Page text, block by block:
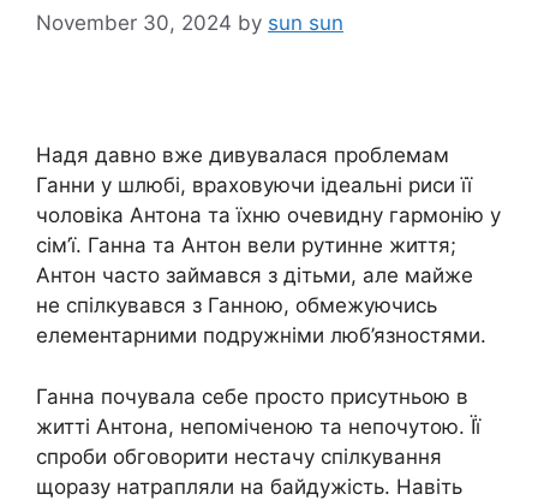
November 30, 2024 by sun sun
Надя давно вже дивувалася проблемам
Ганни у шлюбі, враховуючи ідеальні риси її
чоловіка Антона та їхню очевидну гармонію у
сім’ї. Ганна та Антон вели рутинне життя;
Антон часто займався з дітьми, але майже
не спілкувався з Ганною, обмежуючись
елементарними подружніми люб’язностями.
Ганна почувала себе просто присутньою в
житті Антона, непоміченою та непочутою. Її
спроби обговорити нестачу спілкування
щоразу натрапляли на байдужість. Навіть